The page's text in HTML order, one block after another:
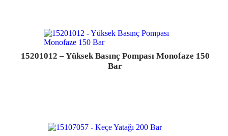
15201012 – Yüksek Basınç Pompası Monofaze 150
Bar